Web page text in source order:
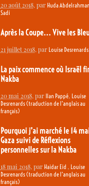
20 août 2018, par Huda
Sadi
Après la Coupe... Vive les
21 juillet 2018, par Louise Desrenards
La paix commence où Israël
Nakba
20 mai 2018, par Ilan Pappé, Louise
Desrenards (traduction de l’anglais au
français)
Pourquoi j’ai marché le 14
Gaza suivi de Réflexions
personnelles sur la Nakba
18 mai 2018, par Haidar Eid , Louise
Desrenards (traduction de l’anglais au
français)